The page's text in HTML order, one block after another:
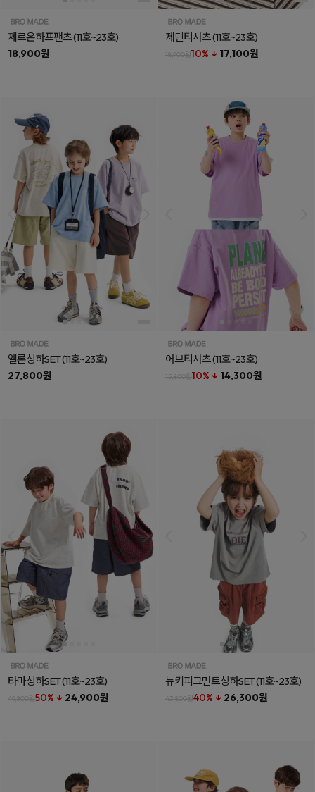
제르온하프팬츠(11호~23호)
18,900원
제딘티셔츠(11호~23호)
18,900원10% ↓ 17,100원
엘론상하SET(11호~23호)
27,800원
어브티셔츠(11호~23호)
15,800원10% ↓ 14,300원
타마상하SET(11호~23호)
49,800원50% ↓ 24,900원
뉴키피그먼트상하SET(11호~23호)
43,800원40% ↓ 26,300원